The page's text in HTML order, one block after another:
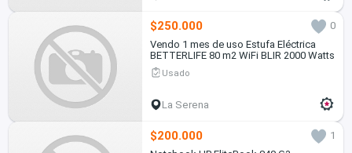
$250.000
0
Vendo 1 mes de uso Estufa Eléctrica
BETTERLIFE 80 m2 WiFi BLIR 2000 Watts
Usado
La Serena
$200.000
1